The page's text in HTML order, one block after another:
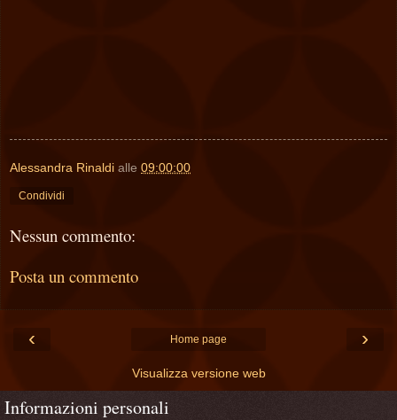
Alessandra Rinaldi alle 09:00:00
Condividi
Nessun commento:
Posta un commento
‹ ›
Home page
Visualizza versione web
Informazioni personali